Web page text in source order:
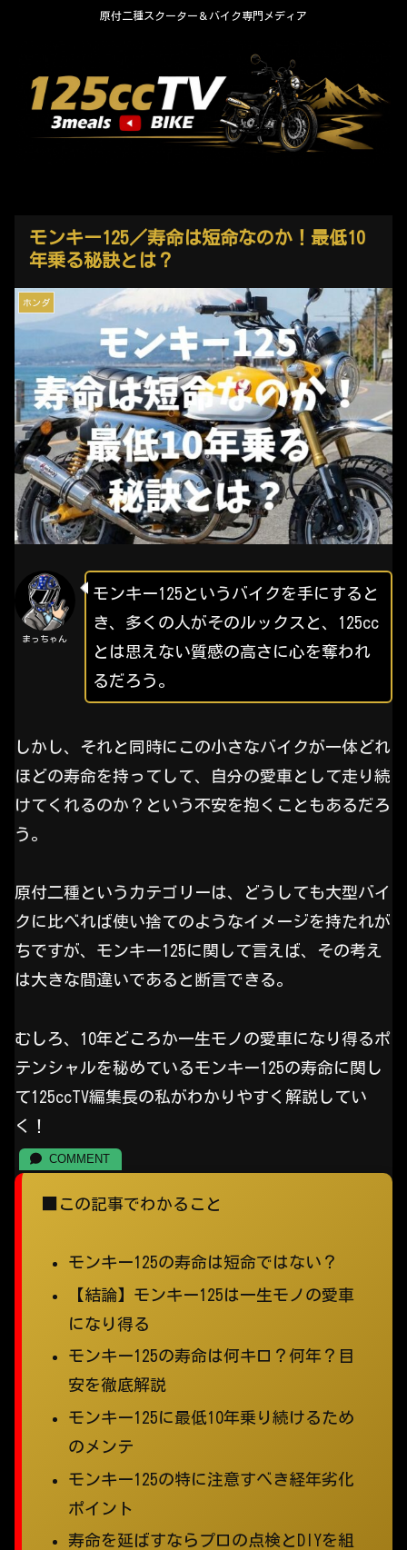
原付二種スクーター＆バイク専門メディア
モンキー125／寿命は短命なのか！最低10
年乗る秘訣とは？
ホンダ
まっちゃん
モンキー125というバイクを手にすると
き、多くの人がそのルックスと、125cc
とは思えない質感の高さに心を奪われ
るだろう。
しかし、それと同時にこの小さなバイクが一体どれ
ほどの寿命を持ってして、自分の愛車として走り続
けてくれるのか？という不安を抱くこともあるだろ
う。
原付二種というカテゴリーは、どうしても大型バイ
クに比べれば使い捨てのようなイメージを持たれが
ちですが、モンキー125に関して言えば、その考え
は大きな間違いであると断言できる。
むしろ、10年どころか一生モノの愛車になり得るポ
テンシャルを秘めているモンキー125の寿命に関し
て125ccTV編集長の私がわかりやすく解説してい
く！
■この記事でわかること
モンキー125の寿命は短命ではない？
【結論】モンキー125は一生モノの愛車
になり得る
モンキー125の寿命は何キロ？何年？目
安を徹底解説
モンキー125に最低10年乗り続けるため
のメンテ
モンキー125の特に注意すべき経年劣化
ポイント
寿命を延ばすならプロの点検とDIYを組